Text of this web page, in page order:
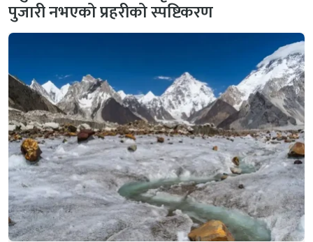
पुजारी नभएको प्रहरीको स्पष्टिकरण